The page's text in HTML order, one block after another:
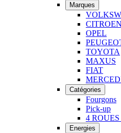
Marques
CITROEN
OPEL
TOYOTA
MAXUS
FIAT
Catégories
Fourgons
Pick-up
4
Energies